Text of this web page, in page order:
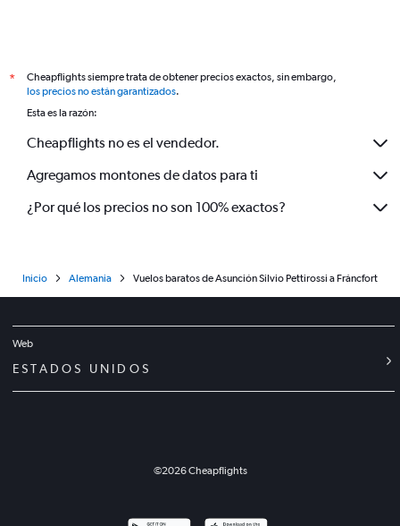
*
Cheapflights siempre trata de obtener precios exactos, sin embargo,
los precios no están garantizados.
Esta es la razón:
Cheapflights no es el vendedor.
Agregamos montones de datos para ti
¿Por qué los precios no son 100% exactos?
Inicio Alemania Vuelos baratos de Asunción Silvio Pettirossi a Fráncfort
Web
ESTADOS UNIDOS
©2026Cheapflights